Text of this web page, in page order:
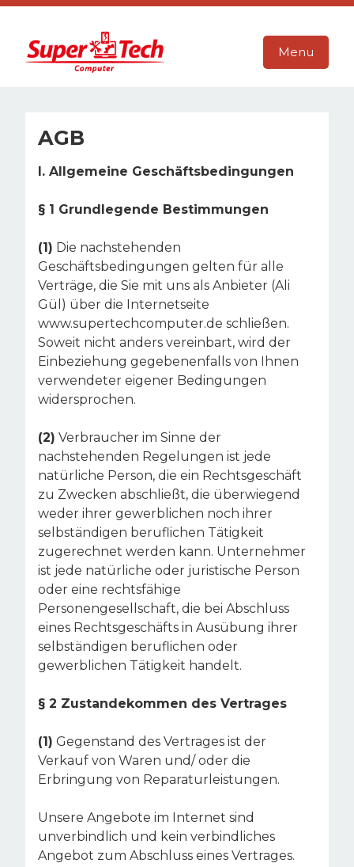
Skip
content
Menu
AGB
I. Allgemeine Geschäftsbedingungen
§ 1 Grundlegende Bestimmungen
(1) Die nachstehenden
Geschäftsbedingungen gelten für alle
Verträge, die Sie mit uns als Anbieter (Ali
Gül) über die Internetseite
www.supertechcomputer.de schließen.
Soweit nicht anders vereinbart, wird der
Einbeziehung gegebenenfalls von Ihnen
verwendeter eigener Bedingungen
widersprochen.
(2) Verbraucher im Sinne der
nachstehenden Regelungen ist jede
natürliche Person, die ein Rechtsgeschäft
zu Zwecken abschließt, die überwiegend
weder ihrer gewerblichen noch ihrer
selbständigen beruflichen Tätigkeit
zugerechnet werden kann. Unternehmer
ist jede natürliche oder juristische Person
oder eine rechtsfähige
Personengesellschaft, die bei Abschluss
eines Rechtsgeschäfts in Ausübung ihrer
selbständigen beruflichen oder
gewerblichen Tätigkeit handelt.
§ 2 Zustandekommen des Vertrages
(1) Gegenstand des Vertrages ist der
Verkauf von Waren und/ oder die
Erbringung von Reparaturleistungen.
Unsere Angebote im Internet sind
unverbindlich und kein verbindliches
Angebot zum Abschluss eines Vertrages.